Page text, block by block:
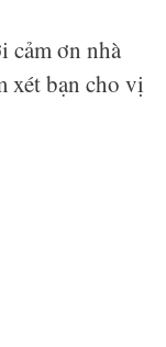
cảm ơn nhà
xét bạn cho vị